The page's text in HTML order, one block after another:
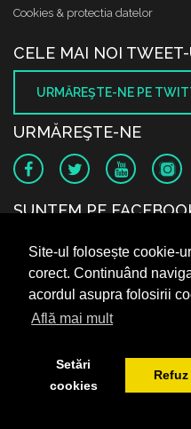
Site-ul folosește cookie-
corect. Continuând
acordul asupra folosirii
Află mai mult
Setări
cookies
Refuz
Cookies & protectia datelor
CELE MAI NOI
URMĂREŞTE-NE PE
URMĂREŞTE-NE
SUNTEM PE